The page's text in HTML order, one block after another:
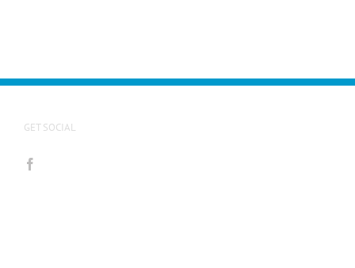
GET SOCIAL